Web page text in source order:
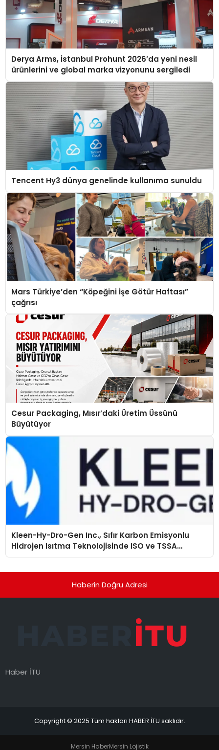
Derya Arms, İstanbul Prohunt 2026’da yeni nesil
ürünlerini ve global marka vizyonunu sergiledi
Tencent Hy3 dünya genelinde kullanıma sunuldu
Mars Türkiye’den “Köpeğini İşe Götür Haftası”
çağrısı
Cesur Packaging, Mısır’daki Üretim Üssünü
Büyütüyor
Kleen-Hy-Dro-Gen Inc., Sıfır Karbon Emisyonlu
Hidrojen Isıtma Teknolojisinde ISO ve TSSA
Düzenleyici Onaylarını Aldı
Haberin Doğru Adresi
Haber İTU
Copyright © 2025 Tüm hakları HABER İTU saklıdır.
Mersin HaberMersin Lojistik